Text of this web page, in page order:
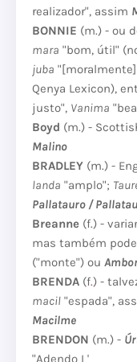
realizador", assim
BONNIE (m.) - ou
mara "bom, útil"
juba "[moralmente]
Qenya Lexicon),
justo", Vanima
Boyd (m.) -
Malino
BRADLEY (m.) -
landa "amplo";
Pallatauro /
Breanne (f.) -
mas também pode
("monte") ou
BRENDA (f.) -
macil "espada",
Macilme
BRENDON (m.) -
"Adendo I '